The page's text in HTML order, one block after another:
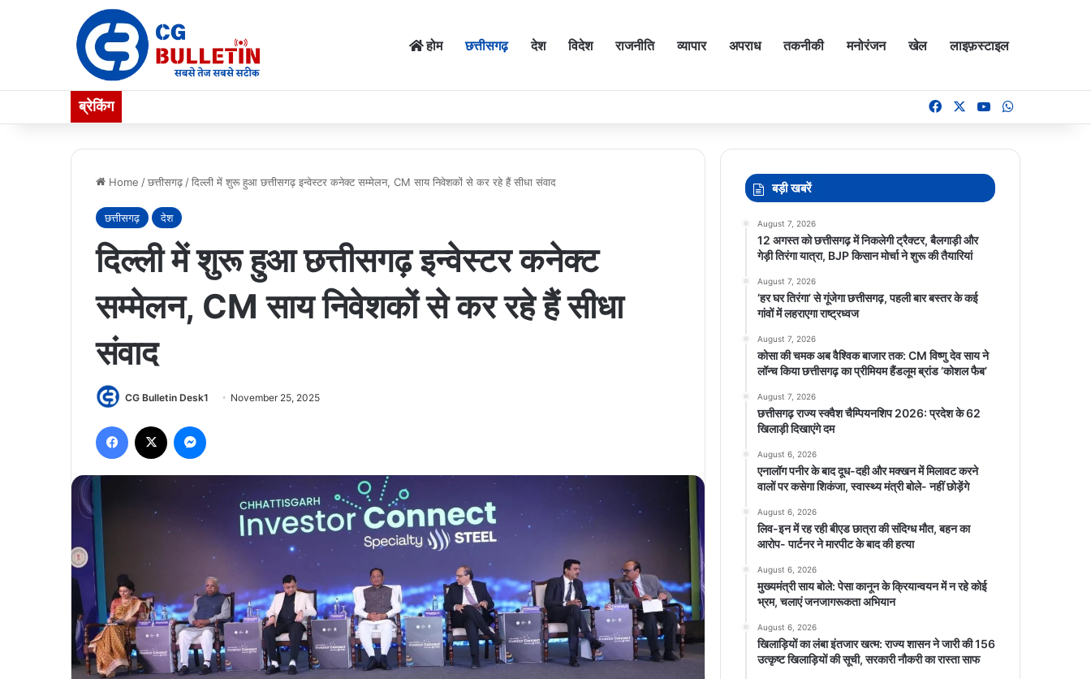
होम छत्तीसगढ़ देश विदेश राजनीति व्यापार अपराध तकनीकी मनोरंजन खेल लाइफ़स्टाइल
ब्रेकिंग FacebookYouTube
Home /छत्तीसगढ़ /दिल्ली में शुरू हुआ छत्तीसगढ़ इन्वेस्टर कनेक्ट सम्मेलन, CM साय निवेशकों से कर रहे हैं सीधा संवाद
छत्तीसगढ़ देश
दिल्ली में शुरू हुआ छत्तीसगढ़ इन्वेस्टर कनेक्ट
सम्मेलन, CM साय निवेशकों से कर रहे हैं सीधा
संवाद
CG Bulletin Desk1 November 25, 2025
Facebook
बड़ी खबरें
August 7, 2026
12 अगस्त को छत्तीसगढ़ में निकलेगी ट्रैक्टर, बैलगाड़ी और
गेड़ी तिरंगा यात्रा, BJP किसान मोर्चा ने शुरू की तैयारियां
August 7, 2026
‘हर घर तिरंगा’ से गूंजेगा छत्तीसगढ़, पहली बार बस्तर के कई
गांवों में लहराएगा राष्ट्रध्वज
August 7, 2026
कोसा की चमक अब वैश्विक बाजार तक: CM विष्णु देव साय ने
लॉन्च किया छत्तीसगढ़ का प्रीमियम हैंडलूम ब्रांड ‘कोशल फैब’
August 7, 2026
छत्तीसगढ़ राज्य स्क्वैश चैम्पियनशिप 2026: प्रदेश के 62
खिलाड़ी दिखाएंगे दम
August 6, 2026
एनालॉग पनीर के बाद दूध-दही और मक्खन में मिलावट करने
वालों पर कसेगा शिकंजा, स्वास्थ्य मंत्री बोले- नहीं छोड़ेंगे
August 6, 2026
लिव-इन में रह रही बीएड छात्रा की संदिग्ध मौत, बहन का
आरोप- पार्टनर ने मारपीट के बाद की हत्या
August 6, 2026
मुख्यमंत्री साय बोले: पेसा कानून के क्रियान्वयन में न रहे कोई
भ्रम, चलाएं जनजागरूकता अभियान
August 6, 2026
खिलाड़ियों का लंबा इंतजार खत्म: राज्य शासन ने जारी की 156
उत्कृष्ट खिलाड़ियों की सूची, सरकारी नौकरी का रास्ता साफ